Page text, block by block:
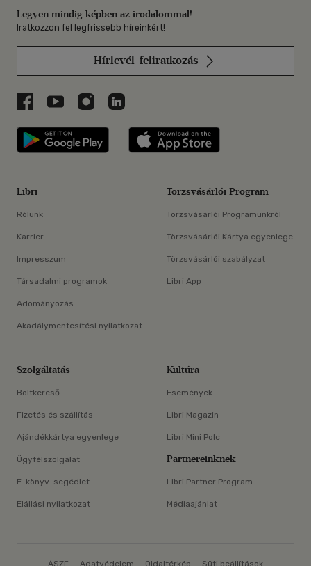
Legyen mindig képben az irodalommal!
Iratkozzon fel legfrissebb híreinkért!
Hírlevél-feliratkozás
Libri a Facebookon
Libri a Youtube-on
Libri az Instagramon
Libri a LinkedInen
Libri applikáció Szerezd meg: Google
Libri
Rólunk
Karrier
Impresszum
Társadalmi programok
Adományozás
Akadálymentesítési nyilatkozat
Törzsvásárlói Program
Törzsvásárlói Programunkról
Törzsvásárlói Kártya egyenlege
Törzsvásárlói szabályzat
Libri App
Szolgáltatás
Boltkereső
Fizetés és szállítás
Ajándékkártya egyenlege
Ügyfélszolgálat
E-könyv-segédlet
Elállási nyilatkozat
Kultúra
Események
Libri Magazin
Libri Mini Polc
Partnereinknek
Libri Partner Program
Médiaajánlat
ÁSZF Adatvédelem Oldaltérkép Süti beállítások